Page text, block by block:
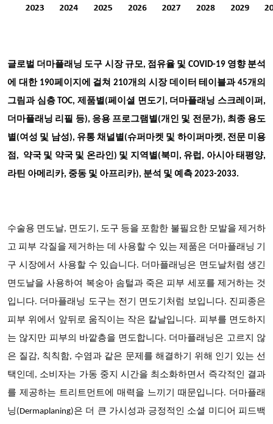
글로벌 더마플래닝 도구 시장 규모, 점유율 및 COVID-19 영향 분석
에 대한 190페이지에 걸쳐 210개의 시장 데이터 테이블과 45개의
그림과 심층 TOC, 제품별(페이셜 면도기, 더마플래닝 스크레이퍼,
더마플래닝 리필 등), 응용 프로그램별(개인 및 전문가), 최종 용도
별(여성 및 남성), 유통 채널별(슈퍼마켓 및 하이퍼마켓, 전문 미용
점, 약국 및 약국 및 온라인) 및 지역별(북미, 유럽, 아시아 태평양,
라틴 아메리카, 중동 및 아프리카), 분석 및 예측 2023-2033.
수술용 면도날, 면도기, 도구 등을 포함한 불필요한 모발을 제거하
고 피부 각질을 제거하는 데 사용할 수 있는 제품은 더마플래닝 기
구 시장에서 사용할 수 있습니다. 더마플래닝은 면도날처럼 생긴
면도날을 사용하여 복숭아 솜털과 죽은 피부 세포를 제거하는 것
입니다. 더마플래닝 도구는 전기 면도기처럼 보입니다. 진피종은
피부 위에서 앞뒤로 움직이는 작은 칼날입니다. 피부를 면도하지
는 않지만 피부의 바깥층을 면도합니다. 더마플래닝은 고르지 않
은 질감, 칙칙함, 수염과 같은 문제를 해결하기 위해 인기 있는 선
택인데, 소비자는 가동 중지 시간을 최소화하면서 즉각적인 결과
를 제공하는 트리트먼트에 매력을 느끼기 때문입니다. 더마플래
닝(Dermaplaning)은 더 큰 가시성과 긍정적인 소셜 미디어 피드백